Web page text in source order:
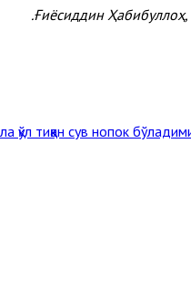
Ғиёсиддин
қўл тиққан сув нопок